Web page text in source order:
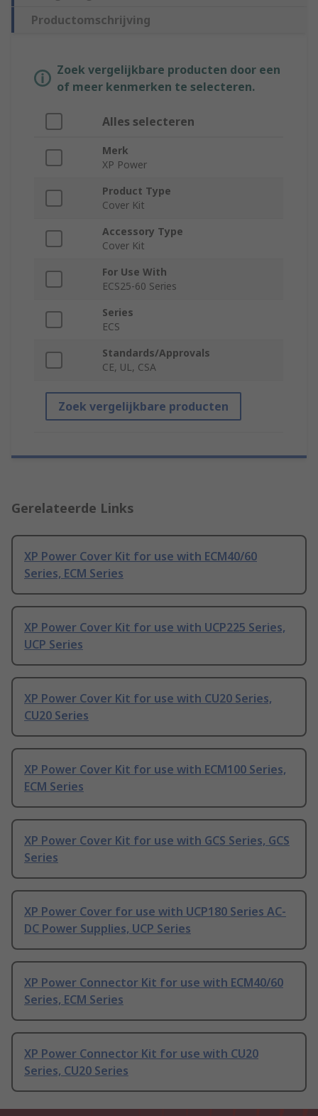
Productomschrijving
Zoek vergelijkbare producten door een
of meer kenmerken te selecteren.
Alles selecteren
Merk
XP Power
Product Type
Cover Kit
Accessory Type
Cover Kit
For Use With
ECS25-60 Series
Series
ECS
Standards/Approvals
CE, UL, CSA
Zoek vergelijkbare producten
Gerelateerde Links
XP Power Cover Kit for use with ECM40/60
Series, ECM Series
XP Power Cover Kit for use with UCP225 Series,
UCP Series
XP Power Cover Kit for use with CU20 Series,
CU20 Series
XP Power Cover Kit for use with ECM100 Series,
ECM Series
XP Power Cover Kit for use with GCS Series, GCS
Series
XP Power Cover for use with UCP180 Series AC-
DC Power Supplies, UCP Series
XP Power Connector Kit for use with ECM40/60
Series, ECM Series
XP Power Connector Kit for use with CU20
Series, CU20 Series